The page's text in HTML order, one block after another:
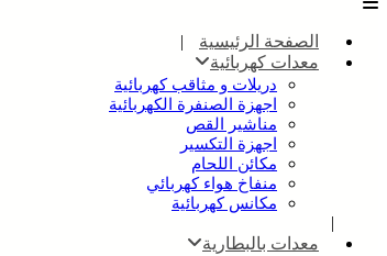
الصفحة الرئيسية
معدات كهربائية
دريلات و مثاقب كهربائية
اجهزة الصنفرة الكهربائية
مناشير القص
اجهزة التكسير
مكائن اللحام
منفاخ هواء كهربائي
مكانس كهربائية
معدات بالبطارية